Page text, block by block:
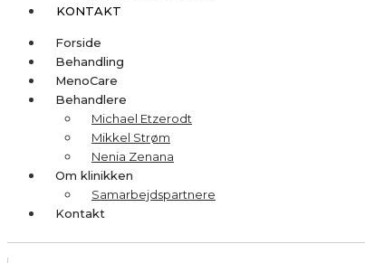
KONTAKT
Forside
Behandling
MenoCare
Behandlere
Michael Etzerodt
Mikkel Strøm
Nenia Zenana
Om klinikken
Samarbejdspartnere
Kontakt